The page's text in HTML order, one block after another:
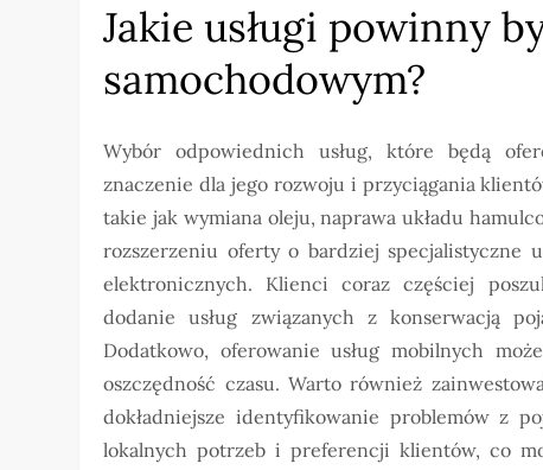
Jakie usługi powinny
samochodowym?
Wybór odpowiednich usług, które będą
znaczenie dla jego rozwoju i przyciągania
takie jak wymiana oleju, naprawa układu
rozszerzeniu oferty o bardziej specjalistyczne
elektronicznych. Klienci coraz częściej
dodanie usług związanych z konserwacją
Dodatkowo, oferowanie usług mobilnych
oszczędność czasu. Warto również
dokładniejsze identyfikowanie problemów z
lokalnych potrzeb i preferencji klientów, co